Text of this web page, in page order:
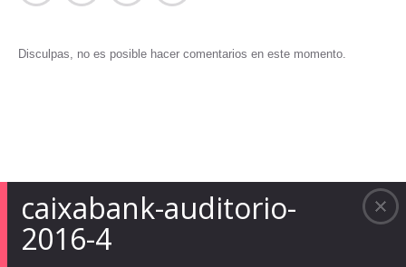
caixabank-auditorio-
2016-4
Disculpas, no es posible hacer comentarios en este momento.